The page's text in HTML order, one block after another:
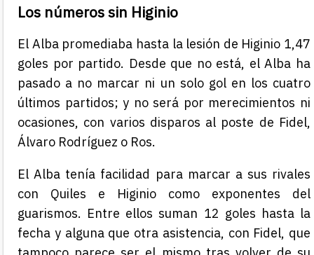
Los números sin Higinio
El Alba promediaba hasta la lesión de Higinio 1,47
goles por partido. Desde que no está, el Alba ha
pasado a no marcar ni un solo gol en los cuatro
últimos partidos; y no será por merecimientos ni
ocasiones, con varios disparos al poste de Fidel,
Álvaro Rodríguez o Ros.
El Alba tenía facilidad para marcar a sus rivales
con Quiles e Higinio como exponentes del
guarismos. Entre ellos suman 12 goles hasta la
fecha y alguna que otra asistencia, con Fidel, que